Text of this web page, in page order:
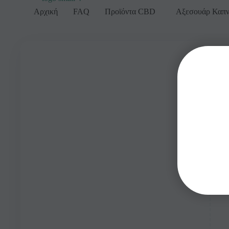
Αρχική FAQ Προϊόντα CBD Αξεσουάρ